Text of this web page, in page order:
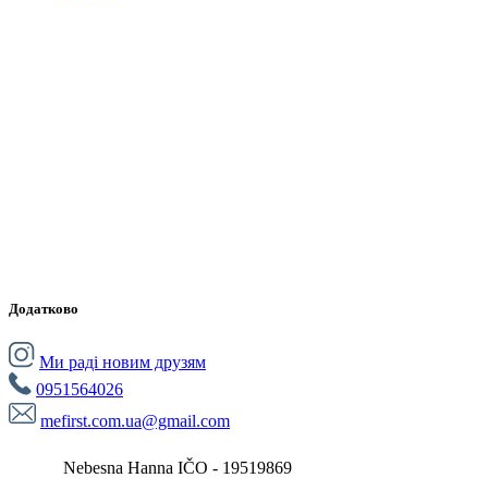
Додатково
Ми раді новим друзям
0951564026
mefirst.com.ua@gmail.com
Nebesna Hanna IČO - 19519869